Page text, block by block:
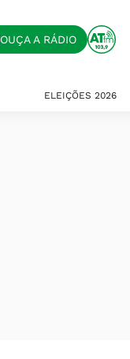
OUÇA A RÁDIO
ELEIÇÕES 2026